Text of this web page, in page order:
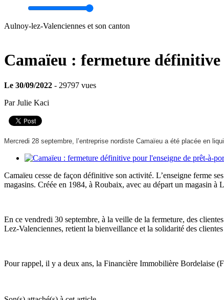
Aulnoy-lez-Valenciennes et son canton
Camaïeu : fermeture
Le 30/09/2022 - 29797 vues
Par Julie Kaci
Mercredi 28 septembre, l’entreprise nordiste Camaïeu a été placée en
Camaïeu cesse de façon définitive son activité. L’enseigne ferme
magasins. Créée en 1984, à Roubaix, avec au départ un magasin à
En ce vendredi 30 septembre, à la veille de la fermeture, des
Lez-Valenciennes, retient la bienveillance et la solidarité des
Pour rappel, il y a deux ans, la Financière Immobilière Bordelaise